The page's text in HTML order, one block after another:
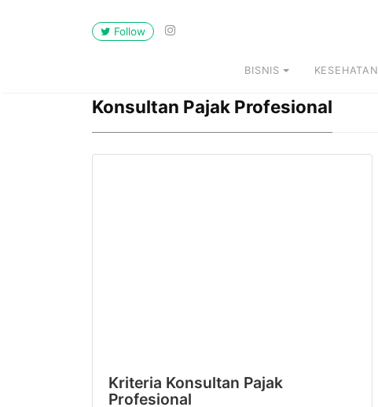
Follow
BISNIS KESEHATAN
Konsultan Pajak Profesional
Kriteria Konsultan Pajak
Profesional